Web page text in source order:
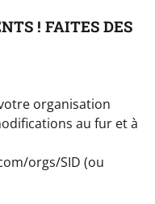
! FAITES DES
organisation
au fur et à
orgs/SID (ou